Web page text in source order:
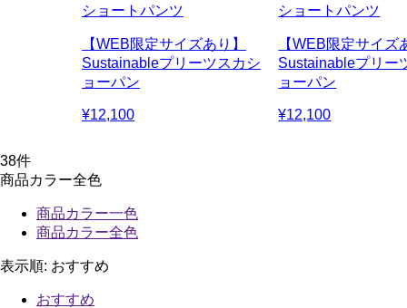
ショートパンツ
【WEB限定サイズあり】
Sustainableプリーツスカシ
ョーパン
¥12,100
ショートパンツ
【WEB限定サイズ
Sustainableプリー
ョーパン
¥12,100
38件
商品カラー全色
商品カラー一色
商品カラー全色
表示順: おすすめ
おすすめ